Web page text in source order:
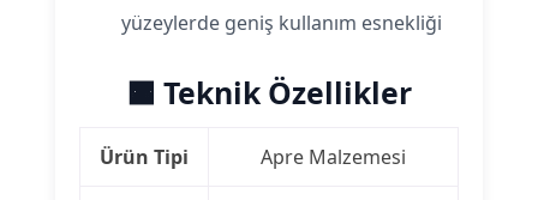
yüzeylerde geniş kullanım esnekliği
🟧 Teknik Özellikler
Ürün Tipi Apre Malzemesi